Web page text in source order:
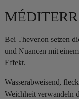
Bei Thevenon setzen
und Nuancen mit
Effekt.
Wasserabweisend,
Weichheit verwandeln